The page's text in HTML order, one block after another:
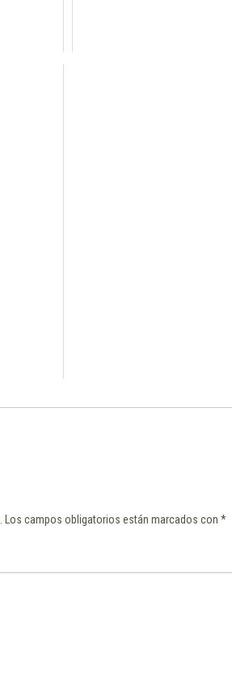
Los campos obligatorios están marcados con *